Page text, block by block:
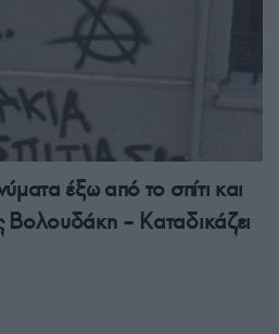
έξω από το σπίτι και
Βολουδάκη – Καταδικάζει